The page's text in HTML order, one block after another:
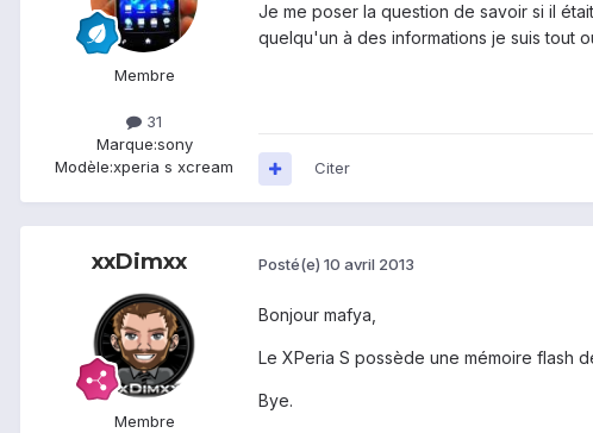
Membre
31
Marque:sony
Modèle:xperia s xcream
Je me poser la question de savoir si il
quelqu'un à des informations je suis tout
Citer
xxDimxx
Membre
Posté(e) 10 avril 2013
Bonjour mafya,
Le XPeria S possède une mémoire flash
Bye.